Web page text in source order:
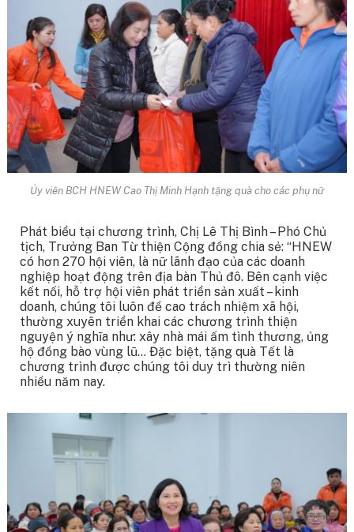
Ủy viên BCH HNEW Cao Thị Minh Hạnh tặng quà cho các phụ nữ
Phát biểu tại chương trình, Chị Lê Thị Bình – Phó Chủ
tịch, Trưởng Ban Từ thiện Cộng đồng chia sẻ: “HNEW
có hơn 270 hội viên, là nữ lãnh đạo của các doanh
nghiệp hoạt động trên địa bàn Thủ đô. Bên cạnh việc
kết nối, hỗ trợ hội viên phát triển sản xuất – kinh
doanh, chúng tôi luôn đề cao trách nhiệm xã hội,
thường xuyên triển khai các chương trình thiện
nguyện ý nghĩa như: xây nhà mái ấm tình thương, ủng
hộ đồng bào vùng lũ… Đặc biệt, tặng quà Tết là
chương trình được chúng tôi duy trì thường niên
nhiều năm nay.